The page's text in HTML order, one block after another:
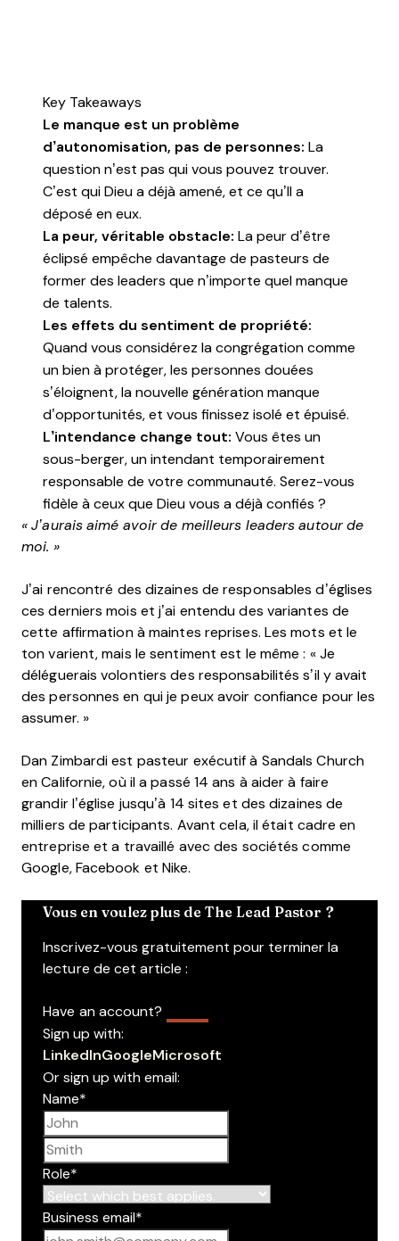
Key Takeaways
Le manque est un problème
d’autonomisation, pas de personnes: La
question n’est pas qui vous pouvez trouver.
C’est qui Dieu a déjà amené, et ce qu’Il a
déposé en eux.
La peur, véritable obstacle: La peur d’être
éclipsé empêche davantage de pasteurs de
former des leaders que n’importe quel manque
de talents.
Les effets du sentiment de propriété:
Quand vous considérez la congrégation comme
un bien à protéger, les personnes douées
s’éloignent, la nouvelle génération manque
d’opportunités, et vous finissez isolé et épuisé.
L’intendance change tout: Vous êtes un
sous-berger, un intendant temporairement
responsable de votre communauté. Serez-vous
fidèle à ceux que Dieu vous a déjà confiés ?
« J’aurais aimé avoir de meilleurs leaders autour de
moi. »
J’ai rencontré des dizaines de responsables d’églises
ces derniers mois et j’ai entendu des variantes de
cette affirmation à maintes reprises. Les mots et le
ton varient, mais le sentiment est le même : « Je
déléguerais volontiers des responsabilités s’il y avait
des personnes en qui je peux avoir confiance pour les
assumer. »
Dan Zimbardi est pasteur exécutif à Sandals Church
en Californie, où il a passé 14 ans à aider à faire
grandir l’église jusqu’à 14 sites et des dizaines de
milliers de participants. Avant cela, il était cadre en
entreprise et a travaillé avec des sociétés comme
Google, Facebook et Nike.
Vous en voulez plus de The Lead Pastor ?
Inscrivez-vous gratuitement pour terminer la
lecture de cet article :
Have an account?
Sign up with:
LinkedInGoogleMicrosoft
Or sign up with email:
Name*
Role*
Business email*